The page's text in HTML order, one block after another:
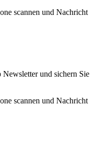
scannen und Nachricht
und sichern Sie
scannen und Nachricht